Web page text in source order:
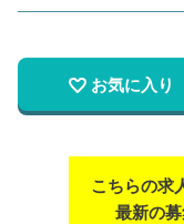
お気に入り
こちらの求
最新の募